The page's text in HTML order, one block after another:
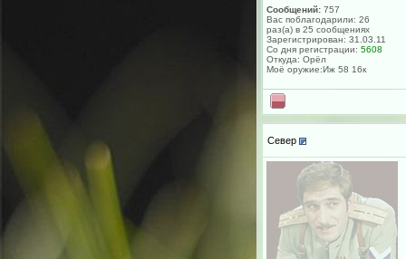
Сообщений: 757
Вас поблагодарили: 26
раз(а) в 25 сообщениях
Зарегистрирован: 31.03.11
Со дня регистрации: 5608
Откуда: Орёл
Моё оружие:Иж 58 16к
Север